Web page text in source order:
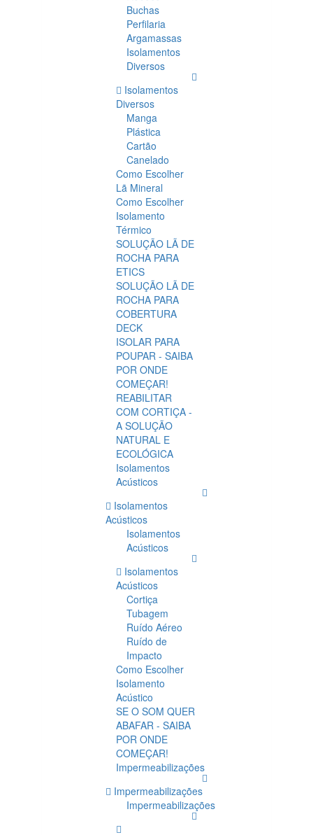
Buchas
Perfilaria
Argamassas
Isolamentos
Diversos
Isolamentos
Diversos
Manga
Plástica
Cartão
Canelado
Como Escolher
Lã Mineral
Como Escolher
Isolamento
Térmico
SOLUÇÃO LÃ DE
ROCHA PARA
ETICS
SOLUÇÃO LÃ DE
ROCHA PARA
COBERTURA
DECK
ISOLAR PARA
POUPAR - SAIBA
POR ONDE
COMEÇAR!
REABILITAR
COM CORTIÇA -
A SOLUÇÃO
NATURAL E
ECOLÓGICA
Isolamentos
Acústicos
Isolamentos
Acústicos
Isolamentos
Acústicos
Isolamentos
Acústicos
Cortiça
Tubagem
Ruído Aéreo
Ruído de
Impacto
Como Escolher
Isolamento
Acústico
SE O SOM QUER
ABAFAR - SAIBA
POR ONDE
COMEÇAR!
Impermeabilizações
Impermeabilizações
Impermeabilizações